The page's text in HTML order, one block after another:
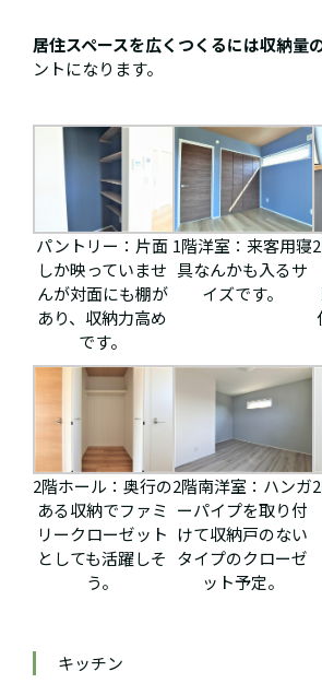
居住スペースを広くつくるには収納量
ントになります。
パントリー：片面
しか映っていませ
んが対面にも棚が
あり、収納力高め
です。
1階洋室：来客用寝
具なんかも入るサ
イズです。
2階ホール：奥行の
ある収納でファミ
リークローゼット
としても活躍しそ
う。
2階南洋室：ハンガ
ーパイプを取り付
けて収納戸のない
タイプのクローゼ
ット予定。
キッチン